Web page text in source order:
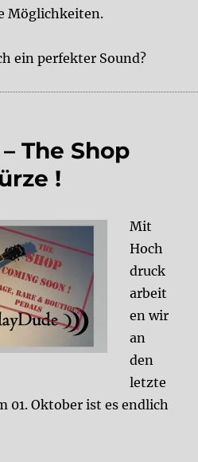
Möglichkeiten.
ein perfekter Sound?
The Shop
!
Mit
Hoch
druck
arbeit
en wir
an
den
letzte
01. Oktober ist es endlich